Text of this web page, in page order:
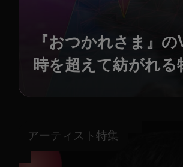
『おつかれさま』の
時を超えて紡がれる
アーティスト特集